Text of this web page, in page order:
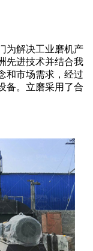
为解决工业磨机产
先进技术并结合我
和市场需求，经过
备。立磨采用了合